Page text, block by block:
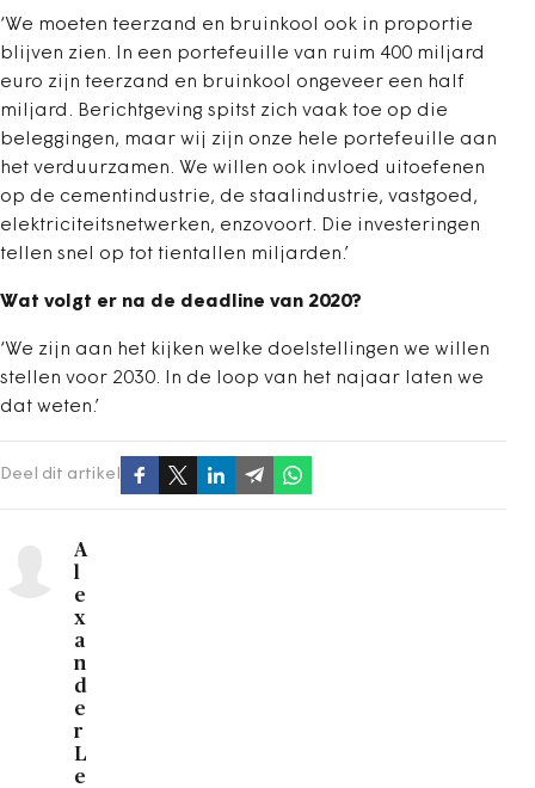
‘We moeten teerzand en bruinkool ook in proportie
blijven zien. In een portefeuille van ruim 400 miljard
euro zijn teerzand en bruinkool ongeveer een half
miljard. Berichtgeving spitst zich vaak toe op die
beleggingen, maar wij zijn onze hele portefeuille aan
het verduurzamen. We willen ook invloed uitoefenen
op de cementindustrie, de staalindustrie, vastgoed,
elektriciteitsnetwerken, enzovoort. Die investeringen
tellen snel op tot tientallen miljarden.’
Wat volgt er na de deadline van 2020?
‘We zijn aan het kijken welke doelstellingen we willen
stellen voor 2030. In de loop van het najaar laten we
dat weten.’
Deel dit artikel
A
l
e
x
a
n
d
e
r
L
e